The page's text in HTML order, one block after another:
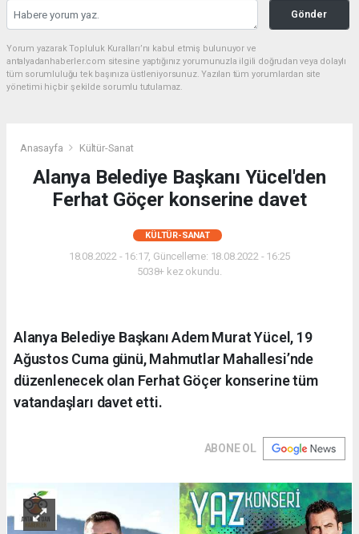
Gönder
Yorum yazarak Topluluk Kuralları’nı kabul etmiş bulunuyor ve
antalyadanhaberler.com sitesine yaptığınız yorumunuzla ilgili doğrudan veya dolaylı
tüm sorumluluğu tek başınıza üstleniyorsunuz. Yazılan tüm yorumlardan site
yönetimi hiçbir şekilde sorumlu tutulamaz.
Anasayfa Kültür-Sanat
Alanya Belediye Başkanı Yücel'den
Ferhat Göçer konserine davet
KÜLTÜR-SANAT
18.08.2022 - 16:17, Güncelleme: 18.08.2022 - 16:25
5038+ kez okundu.
Alanya Belediye Başkanı Adem Murat Yücel, 19
Ağustos Cuma günü, Mahmutlar Mahallesi’nde
düzenlenecek olan Ferhat Göçer konserine tüm
vatandaşları davet etti.
ABONE OL